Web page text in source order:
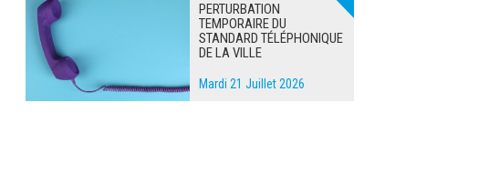
PERTURBATION
TEMPORAIRE DU
STANDARD TÉLÉPHONIQUE
DE LA VILLE
Mardi 21 Juillet 2026